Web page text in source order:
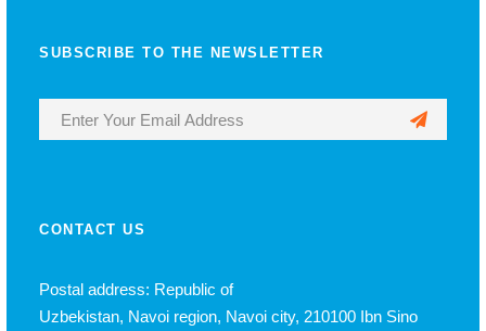
SUBSCRIBE TO THE NEWSLETTER
CONTACT US
Postal address: Republic of
Uzbekistan, Navoi region, Navoi city, 210100 Ibn Sino